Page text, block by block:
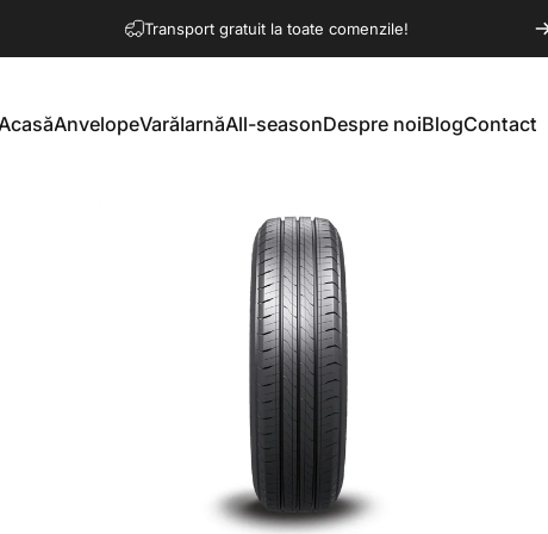
Transport gratuit la toate comenzile!
AcasăAnvelopeVarăIarnăAll-seasonDespre noiBlogContact